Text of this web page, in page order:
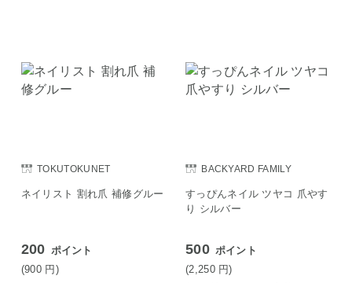
TOKUTOKUNET
ネイリスト 割れ爪 補修グルー
200 ポイント
(900 円)
BACKYARD FAMILY
すっぴんネイル ツヤコ 爪やす
り シルバー
500 ポイント
(2,250 円)